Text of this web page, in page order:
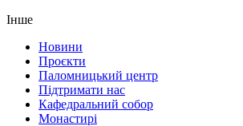
Інше
Новини
Проєкти
Паломницький центр
Підтримати нас
Кафедральний собор
Монастирі